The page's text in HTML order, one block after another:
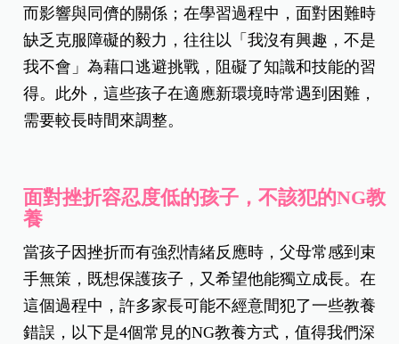
而影響與同儕的關係；在學習過程中，面對困難時
缺乏克服障礙的毅力，往往以「我沒有興趣，不是
我不會」為藉口逃避挑戰，阻礙了知識和技能的習
得。此外，這些孩子在適應新環境時常遇到困難，
需要較長時間來調整。
面對挫折容忍度低的孩子，不該犯的NG教
養
當孩子因挫折而有強烈情緒反應時，父母常感到束
手無策，既想保護孩子，又希望他能獨立成長。在
這個過程中，許多家長可能不經意間犯了一些教養
錯誤，以下是4個常見的NG教養方式，值得我們深